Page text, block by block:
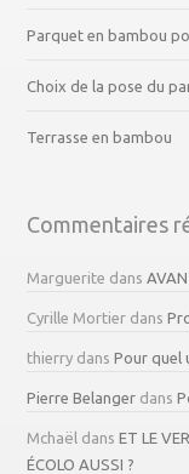
Parquet en bambou
Choix de la pose du
Terrasse en bambou
Commentaires
Marguerite dans
Cyrille Mortier dans
thierry dansPour quel
Pierre Belanger dans
Mchaël dansET LE
ÉCOLO AUSSI ?